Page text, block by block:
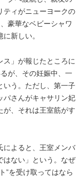
ティがニューヨークの
豪華なベビーシャワ
新しい。
」が報じたところに
が、その妊娠中、一
いう。ただし、第一子
パさんがキャサリン妃
が、それは王室筋がす
よると、王室メンバ
はない」という。なぜ
”を受け取ってはなら